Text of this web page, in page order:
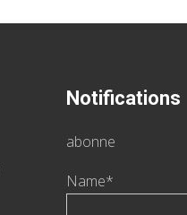
Notifications
abonne
Name*